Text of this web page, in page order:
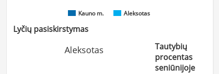
Kauno m. Aleksotas
Lyčių pasiskirstymas
Aleksotas
Tautybių
procentas
seniūnijoje